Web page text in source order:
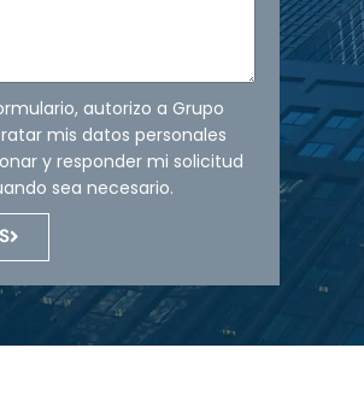
autorizo a Grupo
mis datos personales
y responder mi solicitud
sea necesario.